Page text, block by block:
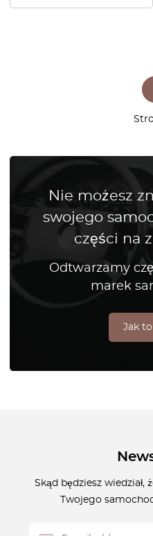
Nie możesz
swojego
części na
Odtwarzamy
marek
Jak to
Skąd będziesz wiedział,
Twojego